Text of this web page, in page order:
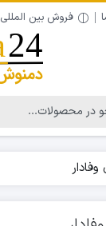
فروش بین المللی